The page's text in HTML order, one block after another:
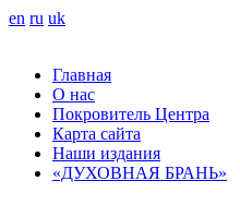
en ru uk
Главная
О нас
Покровитель Центра
Карта сайта
Наши издания
«ДУХОВНАЯ БРАНЬ»